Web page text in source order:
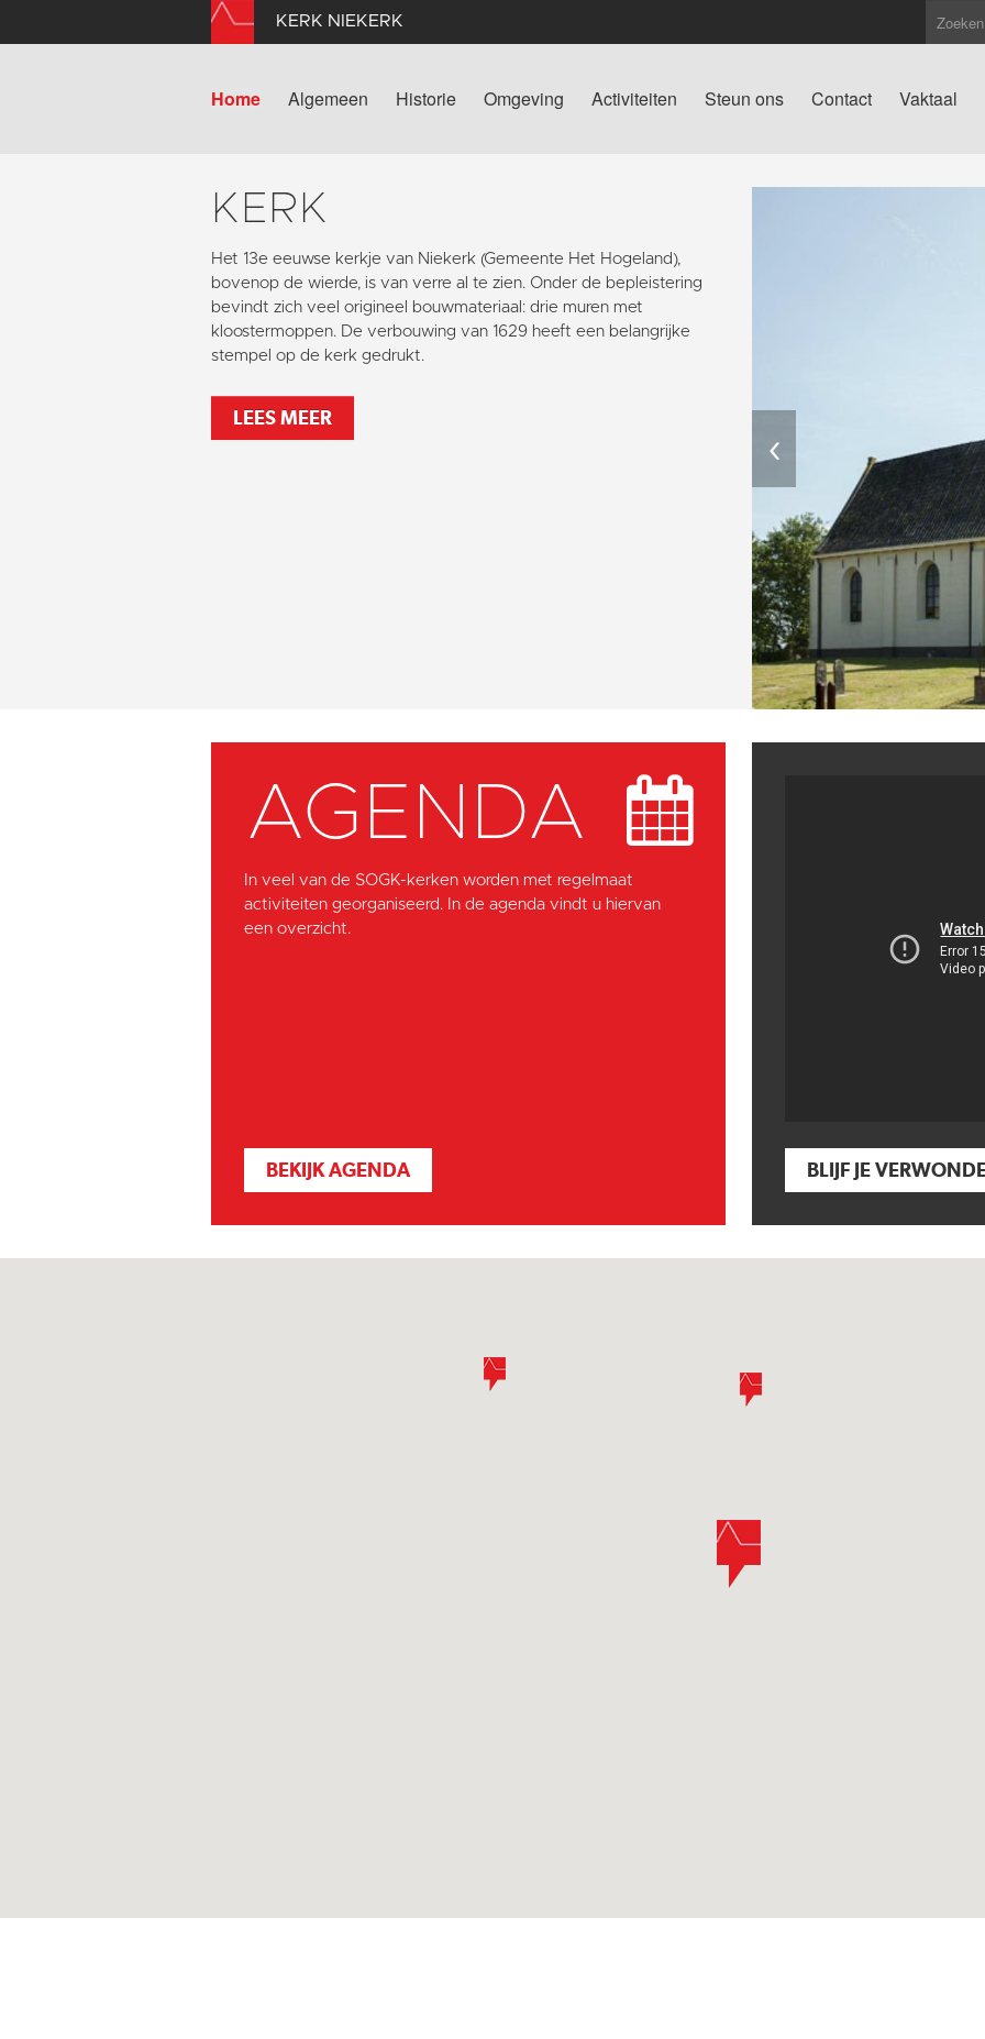
KERK NIEKERK
Home Algemeen Historie Omgeving Activiteiten Steun ons Contact Vaktaal
KERK
Het 13e eeuwse kerkje van Niekerk (Gemeente Het Hogeland),
bovenop de wierde, is van verre al te zien. Onder de bepleistering
bevindt zich veel origineel bouwmateriaal: drie muren met
kloostermoppen. De verbouwing van 1629 heeft een belangrijke
stempel op de kerk gedrukt.
LEES MEER
‹
AGENDA
In veel van de SOGK-kerken worden met regelmaat
activiteiten georganiseerd. In de agenda vindt u hiervan
een overzicht.
BEKIJK AGENDA BLIJF JE